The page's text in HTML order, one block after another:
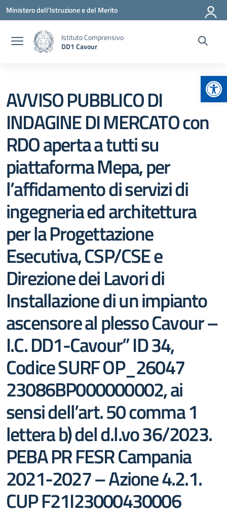
Vai ai contenuti
Vai al menu di navigazione
Vai al footer
Ministero dell'Istruzione e del Merito
Istituto Comprensivo
DD1 Cavour
AVVISO PUBBLICO DI
INDAGINE DI MERCATO con
RDO aperta a tutti su
piattaforma Mepa, per
l’affidamento di servizi di
ingegneria ed architettura
per la Progettazione
Esecutiva, CSP/CSE e
Direzione dei Lavori di
Installazione di un impianto
ascensore al plesso Cavour –
I.C. DD1-Cavour” ID 34,
Codice SURF OP_26047
23086BP000000002, ai
sensi dell’art. 50 comma 1
lettera b) del d.l.vo 36/2023.
PEBA PR FESR Campania
2021-2027 – Azione 4.2.1.
CUP F21I23000430006